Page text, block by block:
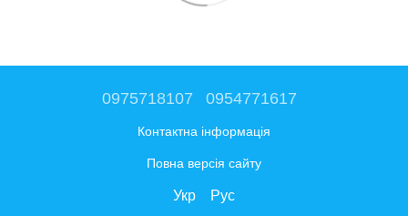
0975718107 0954771617
Контактна інформація
Повна версія сайту
Укр Рус